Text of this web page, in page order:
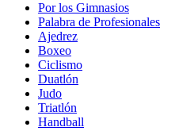
Por los Gimnasios
Palabra de Profesionales
Ajedrez
Boxeo
Ciclismo
Duatlón
Judo
Triatlón
Handball